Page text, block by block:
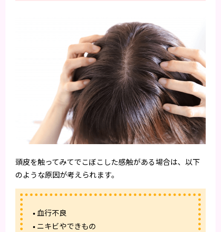
頭皮を触ってみてでこぼこした感触がある場合は、以下
のような原因が考えられます。
• 血行不良
• ニキビやできもの